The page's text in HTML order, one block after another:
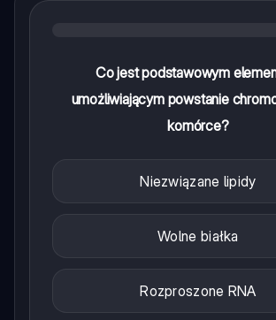
Co jest podstawowym
umożliwiającym powstanie
komórce?
Niezwiązane lipidy
Wolne białka
Rozproszone RNA